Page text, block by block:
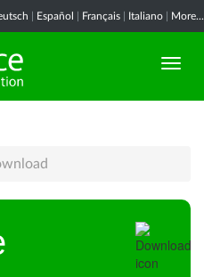
Español Français Italiano More...